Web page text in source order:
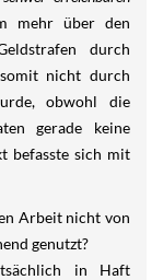
mehr über den
durch
nicht durch
obwohl die
gerade keine
befasste sich mit
Arbeit nicht von
genutzt?
in Haft